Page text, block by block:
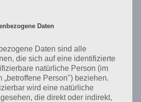
für Android im Google
Merlins Adventure kostenlos zum
Sternen kommt das Spiel sehr gut bei den
von Google unter “Spiele im Retro
Daten
Daten sind alle
die sich auf eine identifizierte
natürliche Person (im
„betroffene Person") beziehen.
wird eine natürliche
die direkt oder indirekt,